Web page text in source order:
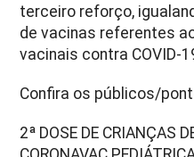
terceiro reforço,
de vacinas referentes
vacinais contra COVID-
Confira os públicos/
2ª DOSE DE CRIANÇAS